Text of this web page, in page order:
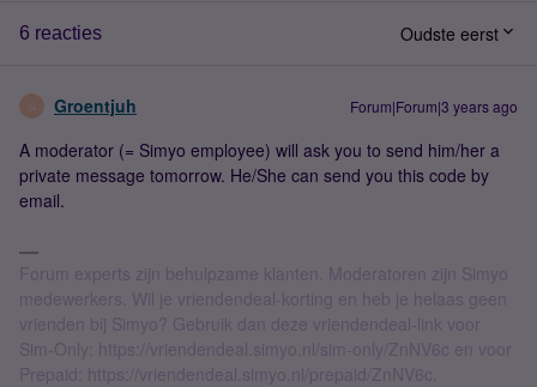
6 reacties Oudste eerst
G Groentjuh Forum|Forum|3 years ago
A moderator (= Simyo employee) will ask you to send him/her a
private message tomorrow. He/She can send you this code by
email.
Forum experts zijn behulpzame klanten. Moderatoren zijn Simyo
medewerkers. Wil je vriendendeal-korting en heb je helaas geen
vrienden bij Simyo? Gebruik dan deze vriendendeal-link voor
Sim-Only: https://vriendendeal.simyo.nl/sim-only/ZnNV6c en voor
Prepaid: https://vriendendeal.simyo.nl/prepaid/ZnNV6c.